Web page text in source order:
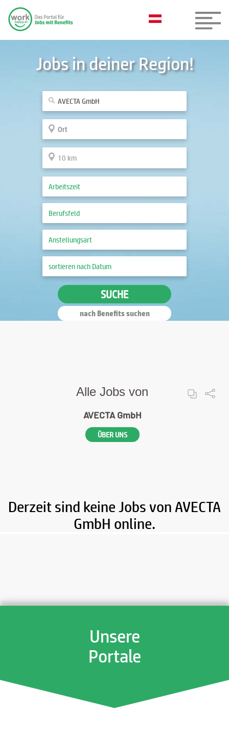
Jobs in deiner Region!
SUCHE
nach Benefits suchen
Alle Jobs von
AVECTA GmbH
ÜBER UNS
Derzeit sind keine Jobs von AVECTA
GmbH online.
Unsere
Portale